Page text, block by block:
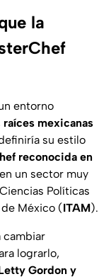
la
entorno
raíces mexicanas
su estilo
reconocida en
un sector muy
Políticas
México (ITAM).
cambiar
lograrlo,
Gordon y